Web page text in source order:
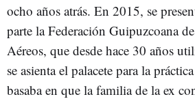
ocho años atrás. En 2015, se
parte la Federación Guipuzcoana
Aéreos, que desde hace 30 años
se asienta el palacete para la
basaba en que la familia de la ex